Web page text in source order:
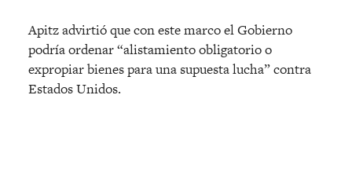
Apitz advirtió que con este marco el Gobierno
podría ordenar “alistamiento obligatorio o
expropiar bienes para una supuesta lucha” contra
Estados Unidos.